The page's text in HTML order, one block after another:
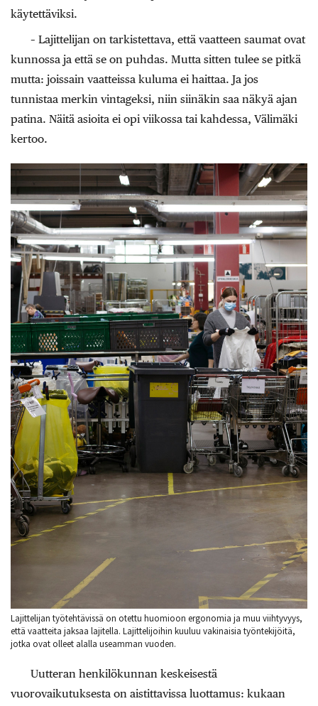
käytettäviksi.
– Lajittelijan on tarkistettava, että vaatteen saumat ovat
kunnossa ja että se on puhdas. Mutta sitten tulee se pitkä
mutta: joissain vaatteissa kuluma ei haittaa. Ja jos
tunnistaa merkin vintageksi, niin siinäkin saa näkyä ajan
patina. Näitä asioita ei opi viikossa tai kahdessa, Välimäki
kertoo.
Lajittelijan työtehtävissä on otettu huomioon ergonomia ja muu viihtyvyys,
että vaatteita jaksaa lajitella. Lajittelijoihin kuuluu vakinaisia työntekijöitä,
jotka ovat olleet alalla useamman vuoden.
Uutteran henkilökunnan keskeisestä
vuorovaikutuksesta on aistittavissa luottamus: kukaan